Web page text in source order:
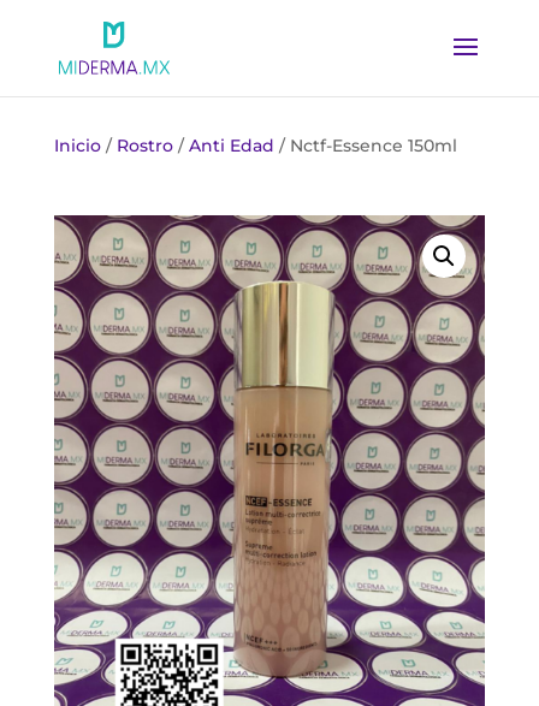
Inicio/ Rostro/Anti Edad / Nctf-Essence 150ml